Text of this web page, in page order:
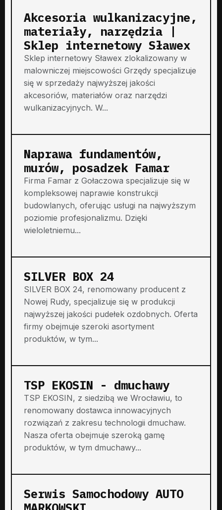
Akcesoria wulkanizacyjne,
materiały, narzędzia |
Sklep internetowy Sławex
Sklep internetowy Sławex zlokalizowany w
malowniczej miejscowości Grzędy specjalizuje
się w sprzedaży najwyższej jakości
akcesoriów, materiałów oraz narzędzi
wulkanizacyjnych. W...
Naprawa fundamentów,
murów, posadzek Famar
Firma Famar z Gołaczowa specjalizuje się w
kompleksowej naprawie konstrukcji
budowlanych, oferując usługi na najwyższym
poziomie profesjonalizmu. Dzięki
wieloletniemu...
SILVER BOX 24
SILVER BOX 24, renomowany producent z
Nowej Rudy, specjalizuje się w produkcji
najwyższej jakości pudełek ozdobnych. Oferta
firmy obejmuje szeroki asortyment
produktów, w tym...
TSP EKOSIN - dmuchawy
TSP EKOSIN, z siedzibą we Wrocławiu, to
renomowany dostawca innowacyjnych
rozwiązań z zakresu technologii dmuchaw.
Nasza oferta obejmuje szeroką gamę
produktów, w tym dmuchawy...
Serwis Samochodowy AUTO